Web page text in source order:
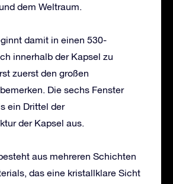
dem Weltraum.
damit in einen 530-
innerhalb der Kapsel zu
zuerst den großen
Die sechs Fenster
ein Drittel der
der Kapsel aus.
aus mehreren Schichten
das eine kristallklare Sicht